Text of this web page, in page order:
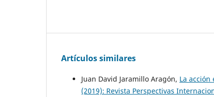
Artículos similares
Juan David Jaramillo Aragón, La
(2019): Revista Perspectivas